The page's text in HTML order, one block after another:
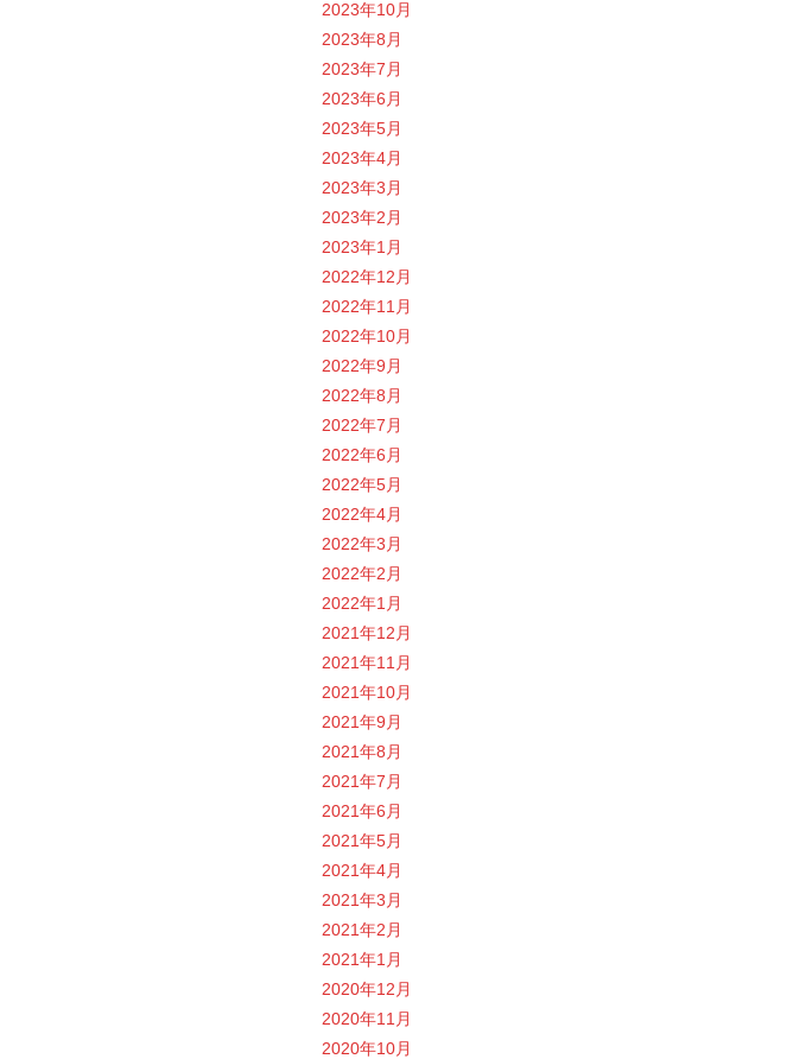
2023年10月
2023年8月
2023年7月
2023年6月
2023年5月
2023年4月
2023年3月
2023年2月
2023年1月
2022年12月
2022年11月
2022年10月
2022年9月
2022年8月
2022年7月
2022年6月
2022年5月
2022年4月
2022年3月
2022年2月
2022年1月
2021年12月
2021年11月
2021年10月
2021年9月
2021年8月
2021年7月
2021年6月
2021年5月
2021年4月
2021年3月
2021年2月
2021年1月
2020年12月
2020年11月
2020年10月